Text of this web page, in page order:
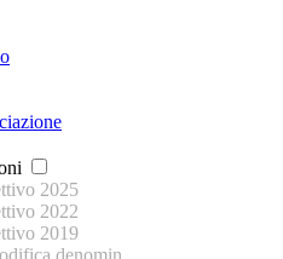
2025
2022
2019
denomin.